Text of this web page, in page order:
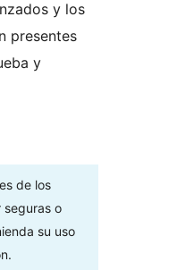
y los
presentes
y
de los
seguras o
su uso